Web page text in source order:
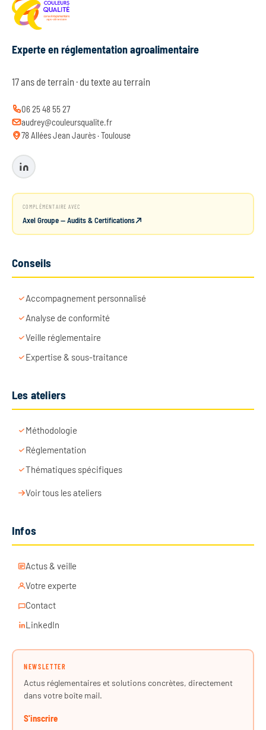
Experte en réglementation agroalimentaire
17 ans de terrain · du texte au terrain
06 25 48 55 27
audrey@couleursqualite.fr
78 Allées Jean Jaurès · Toulouse
COMPLÉMENTAIRE AVEC
Axel Groupe — Audits & Certifications
Conseils
Accompagnement personnalisé
Analyse de conformité
Veille réglementaire
Expertise & sous-traitance
Les ateliers
Méthodologie
Réglementation
Thématiques spécifiques
Voir tous les ateliers
Infos
Actus & veille
Votre experte
Contact
LinkedIn
NEWSLETTER
Actus réglementaires et solutions concrètes, directement
dans votre boîte mail.
S'inscrire